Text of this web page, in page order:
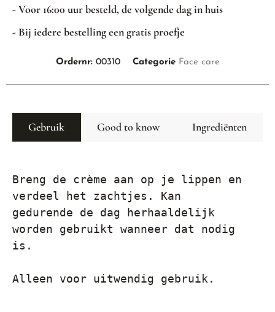
- Voor 16:00 uur besteld, de volgende dag in huis
- Bij iedere bestelling een gratis proefje
Ordernr: 00310 Categorie Face care
Gebruik Good to know Ingrediënten
Breng de crème aan op je lippen en
verdeel het zachtjes. Kan
gedurende de dag herhaaldelijk
worden gebruikt wanneer dat nodig
is.
Alleen voor uitwendig gebruik.